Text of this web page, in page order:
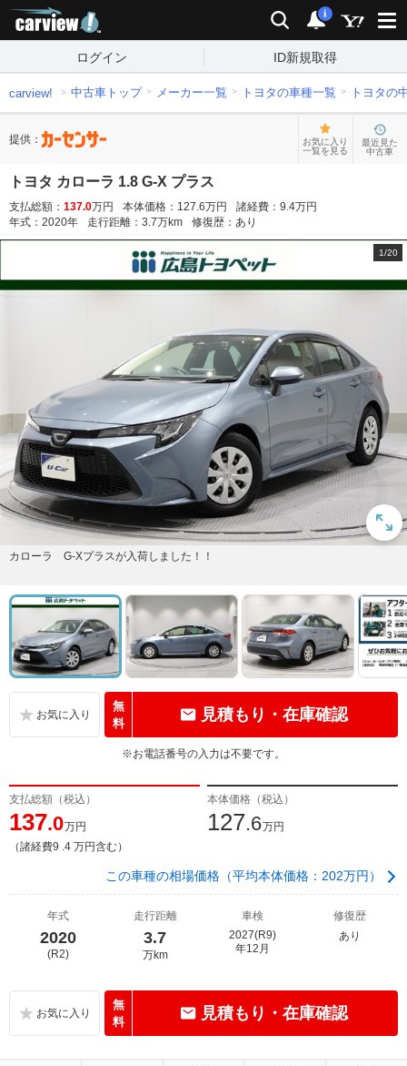
検索 通知
i
ログイン ID新規取得
carview! 中古車トップ メーカー一覧 トヨタの車種一覧 トヨタの
提供：
お気に入り
一覧を見る
最近見た
中古車
トヨタ カローラ 1.8 G-X プラス
支払総額： 137.0万円 本体価格： 127.6万円 諸経費： 9.4万円
年式： 2020年 走行距離： 3.7万km 修復歴： あり
1/20
カローラ G-Xプラスが入荷しました！！
無
料
見積もり・在庫確認
※お電話番号の入力は不要です。
支払総額（税込）
137.0万円
（諸経費9 .4 万円含む）
本体価格（税込）
127.6万円
この車種の相場価格（平均本体価格：202万円）
年式
2020
(R2)
走行距離
3.7
万km
車検
2027(R9)
年12月
修復歴
あり
無
料
見積もり・在庫確認